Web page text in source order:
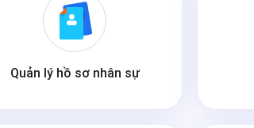
Quản lý hồ sơ nhân sự